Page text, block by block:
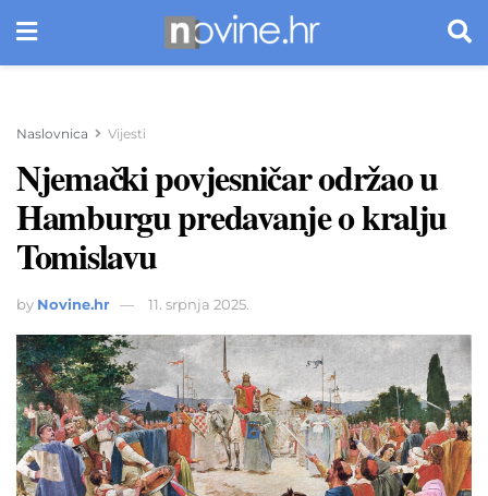
Naslovnica Vijesti
Njemački povjesničar održao u
Hamburgu predavanje o kralju
Tomislavu
by Novine.hr 11. srpnja 2025.